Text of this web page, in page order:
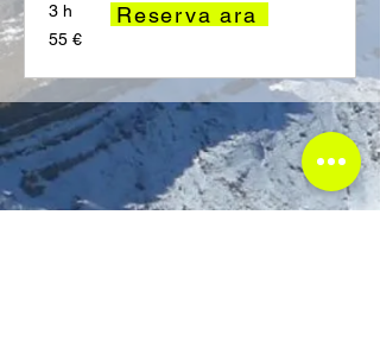
3 h
55
euros
55 €
Reserva ara